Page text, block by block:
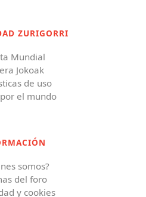
ZURIGORRI
Mundial
Jokoak
de uso
el mundo
somos?
del foro
y cookies